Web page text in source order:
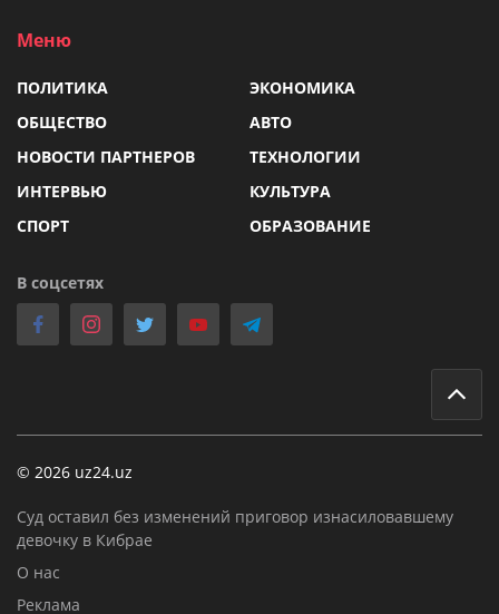
Меню
ПОЛИТИКА
ЭКОНОМИКА
ОБЩЕСТВО
АВТО
НОВОСТИ ПАРТНЕРОВ
ТЕХНОЛОГИИ
ИНТЕРВЬЮ
КУЛЬТУРА
СПОРТ
ОБРАЗОВАНИЕ
В соцсетях
© 2026 uz24.uz
Суд оставил без изменений приговор изнасиловавшему
девочку в Кибрае
О нас
Реклама